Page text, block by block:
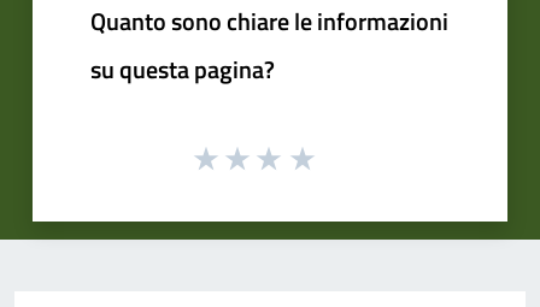
Quanto sono chiare le informazioni
su questa pagina?